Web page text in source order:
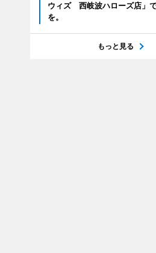
ウィズ 西岐波ハローズ店」
を。
もっと見る